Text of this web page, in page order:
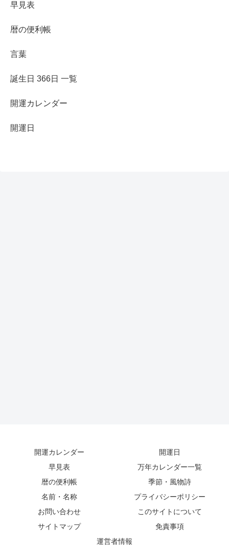
早見表
暦の便利帳
言葉
誕生日 366日 一覧
開運カレンダー
開運日
開運カレンダー
開運日
早見表
万年カレンダー一覧
暦の便利帳
季節・風物詩
名前・名称
プライバシーポリシー
お問い合わせ
このサイトについて
サイトマップ
免責事項
運営者情報